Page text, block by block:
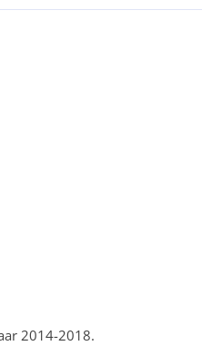
2014-2018.